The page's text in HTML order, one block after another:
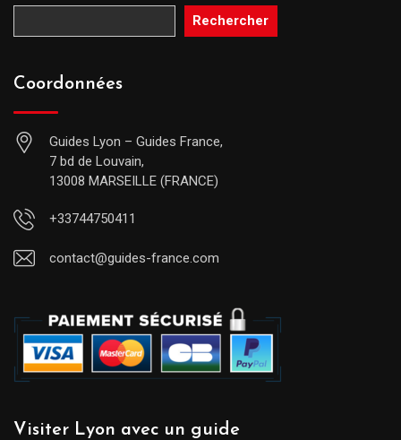
Rechercher
Coordonnées
Guides Lyon – Guides France,
7 bd de Louvain,
13008 MARSEILLE (FRANCE)
+33744750411
contact@guides-france.com
Visiter Lyon avec un guide